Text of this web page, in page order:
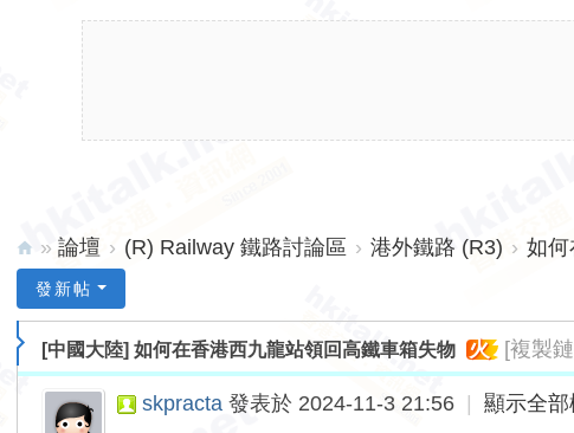
lk.
» 論壇 › (R) Railway 鐵路討論區 › 港外鐵路 (R3) › 如
發新帖
[中國大陸]如何在香港西九龍站領回高鐵車箱失物 火 [複製
skpracta 發表於 2024-11-3 21:56 顯示全部